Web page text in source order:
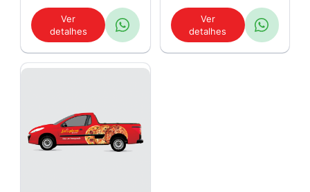
Ver
detalhes
Ver
detalhes